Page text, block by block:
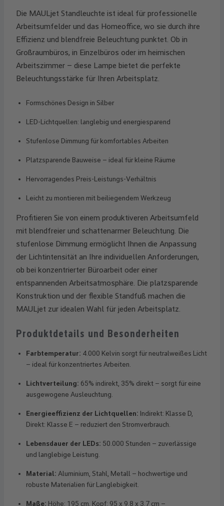
Die MAULjet Standleuchte ist ideal für professionelle
Arbeitsumfelder und das Homeoffice, wo sie durch ihre
Effizienz und blendfreie Beleuchtung punktet. Ob in
Großraumbüros, in Einzelbüros oder im heimischen
Arbeitszimmer – diese Lampe bietet die perfekte
Beleuchtungsstärke für Ihren Arbeitsplatz.
Formschönes Design in Silber
LED-Lichtquellen: langlebig und energiesparend
Stufenlose Dimmung für komfortables Arbeiten
Platzsparende Bauweise – ideal für kleine Räume
Hervorragendes Preis-Leistungs-Verhältnis
Leicht zu montieren mit beiliegendem Werkzeug
Profitieren Sie von einem produktiveren Arbeitsumfeld
mit blendfreier und schattenarmer Beleuchtung. Die
stufenlose Dimmung ermöglicht Ihnen die Anpassung
der Lichtintensität an Ihre individuellen Anforderungen,
ob bei konzentrierter Büroarbeit oder einer
entspannenden Arbeitsatmosphäre. Die platzsparende
Konstruktion und der flexible Standfuß machen die
MAULjet zur idealen Wahl für jeden Arbeitsplatz.
Produktdetails und Besonderheiten
Farbtemperatur: 4.000 Kelvin sorgt für neutralweißes Licht
– ideal für konzentriertes Arbeiten.
Lichtverteilung: 65% indirekt, 35% direkt – sorgt für eine
ausgewogene Ausleuchtung.
Energieeffizienz der Lichtquellen: Indirekt: Klasse D,
Direkt: Klasse E – reduziert den Stromverbrauch.
Lebensdauer der LEDs: 50.000 Stunden – zuverlässige
und langlebige Leistung.
Material: Aluminium, Stahl, Metall – hochwertige und
robuste Materialien für Langlebigkeit.
Maße: Höhe: 195 cm, Kopf: 95 x 9.8 x 3.7 cm –